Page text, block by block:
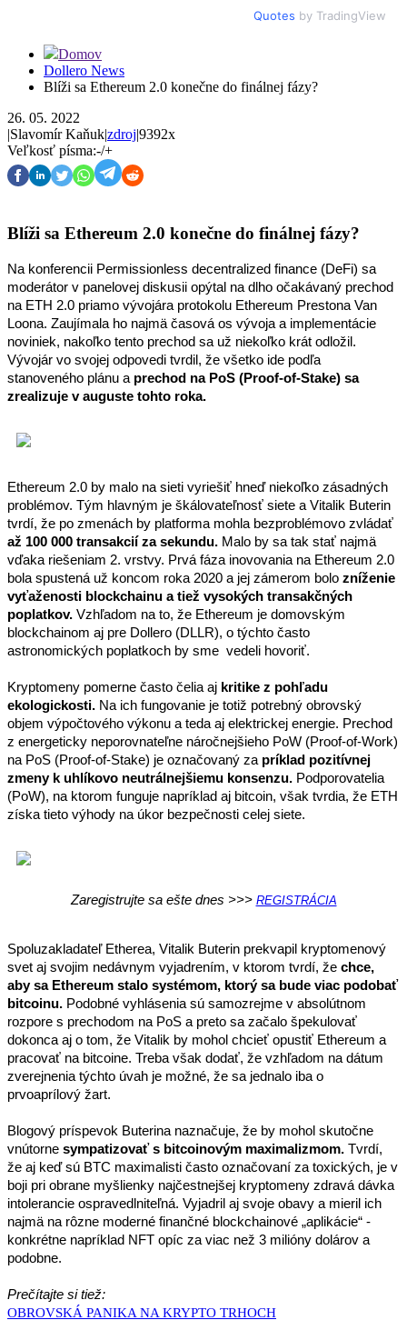
Quotes by TradingView
Domov
Dollero News
Blíži sa Ethereum 2.0 konečne do finálnej fázy?
26. 05. 2022
|Slavomír Kaňuk|zdroj|9392x
Veľkosť písma:-/+
Blíži sa Ethereum 2.0 konečne do finálnej fázy?
Na konferencii Permissionless decentralized finance (DeFi) sa
moderátor v panelovej diskusii opýtal na dlho očakávaný prechod
na ETH 2.0 priamo vývojára protokolu Ethereum Prestona Van
Loona. Zaujímala ho najmä časová os vývoja a implementácie
noviniek, nakoľko tento prechod sa už niekoľko krát odložil.
Vývojár vo svojej odpovedi tvrdil, že všetko ide podľa
stanoveného plánu a prechod na PoS (Proof-of-Stake) sa
zrealizuje v auguste tohto roka.
Ethereum 2.0 by malo na sieti vyriešiť hneď niekoľko zásadných
problémov. Tým hlavným je škálovateľnosť siete a Vitalik Buterin
až 100 000 transakcií za sekundu. Malo by sa tak stať najmä
vďaka riešeniam 2. vrstvy. Prvá fáza inovovania na Ethereum 2.0
bola spustená už koncom roka 2020 a jej zámerom bolo zníženie
vyťaženosti blockchainu a tiež vysokých transakčných
poplatkov. Vzhľadom na to, že Ethereum je domovským
blockchainom aj pre Dollero (DLLR), o týchto často
astronomických poplatkoch by sme  vedeli hovoriť.
Kryptomeny pomerne často čelia aj kritike z pohľadu
ekologickosti. Na ich fungovanie je totiž potrebný obrovský
objem výpočtového výkonu a teda aj elektrickej energie. Prechod
z energeticky neporovnateľne náročnejšieho PoW (Proof-of-Work)
na PoS (Proof-of-Stake) je označovaný za príklad pozitívnej
zmeny k uhlíkovo neutrálnejšiemu konsenzu. Podporovatelia
(PoW), na ktorom funguje napríklad aj bitcoin, však tvrdia, že ETH
získa tieto výhody na úkor bezpečnosti celej siete.
Zaregistrujte sa ešte dnes >>> REGISTRÁCIA
Spoluzakladateľ Etherea, Vitalik Buterin prekvapil kryptomenový
svet aj svojim nedávnym vyjadrením, v ktorom tvrdí, že chce,
aby sa Ethereum stalo systémom, ktorý sa bude viac podobať
bitcoinu. Podobné vyhlásenia sú samozrejme v absolútnom
rozpore s prechodom na PoS a preto sa začalo špekulovať
dokonca aj o tom, že Vitalik by mohol chcieť opustiť Ethereum a
pracovať na bitcoine. Treba však dodať, že vzhľadom na dátum
zverejnenia týchto úvah je možné, že sa jednalo iba o
prvoaprílový žart.
Blogový príspevok Buterina naznačuje, že by mohol skutočne
vnútorne sympatizovať s bitcoinovým maximalizmom. Tvrdí,
že aj keď sú BTC maximalisti často označovaní za toxických, je v
boji pri obrane myšlienky najčestnejšej kryptomeny zdravá dávka
intolerancie ospravedlniteľná. Vyjadril aj svoje obavy a mieril ich
najmä na rôzne moderné finančné blockchainové „aplikácie“ -
konkrétne napríklad NFT opíc za viac než 3 milióny dolárov a
podobne.
Prečítajte si tiež:
OBROVSKÁ PANIKA NA KRYPTO TRHOCH